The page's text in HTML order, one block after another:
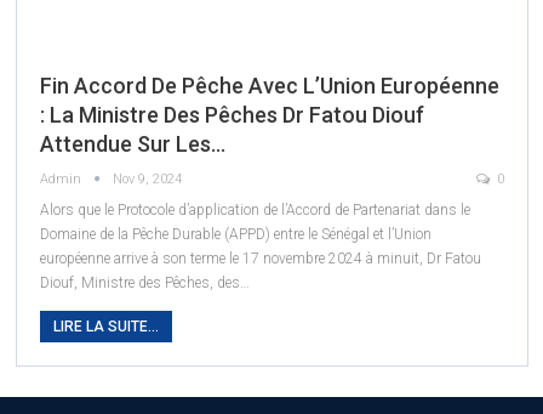
Fin Accord De Pêche Avec L’Union Européenne
: La Ministre Des Pêches Dr Fatou Diouf
Attendue Sur Les…
Admin Nov 9, 2024 0
Alors que le Protocole d’application de l’Accord de Partenariat dans le
Domaine de la Pêche Durable (APPD) entre le Sénégal et l’Union
européenne arrive à son terme le 17 novembre 2024 à minuit, Dr Fatou
Diouf, Ministre des Pêches, des
LIRE LA SUITE...